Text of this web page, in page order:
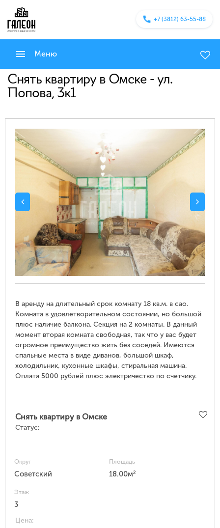
+7 (3812) 63-55-88
Меню
Снять квартиру в Омске - ул.
Попова, 3к1
В аренду на длительный срок комнату 18 кв.м. в сао.
Комната в удовлетворительном состоянии, но большой
плюс наличие балкона. Секция на 2 комнаты. В данный
момент вторая комната свободная, так что у вас будет
огромное преимущество жить без соседей. Имеются
спальные места в виде диванов, большой шкаф,
холодильник, кухонные шкафы, стиральная машина.
Оплата 5000 рублей плюс электричество по счетчику.
Снять квартиру в Омске
Статус:
Округ
Советский
Площадь
18.00м2
Этаж
3
Цена: